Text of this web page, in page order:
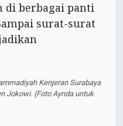
di berbagai panti
surat-surat
Kenjeran Surabaya
Jokowi. (Foto Aynda untuk